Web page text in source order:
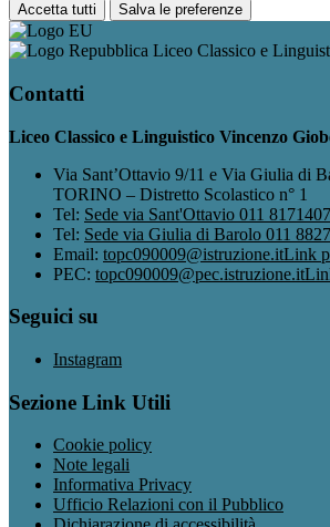
Accetta tutti Salva le preferenze
Liceo Classico e
Contatti
Liceo Classico e Linguistico Vincenzo
Via Sant’Ottavio 9/11 e Via Giulia di
TORINO – Distretto Scolastico n° 1
Tel: Sede via Sant'Ottavio 011 8171407
Tel: Sede via Giulia di Barolo 011
Email: topc090009@istruzione.itLink
PEC: topc090009@pec.istruzione.it
Seguici su
Instagram
Sezione Link Utili
Cookie policy
Note legali
Informativa Privacy
Ufficio Relazioni con il Pubblico